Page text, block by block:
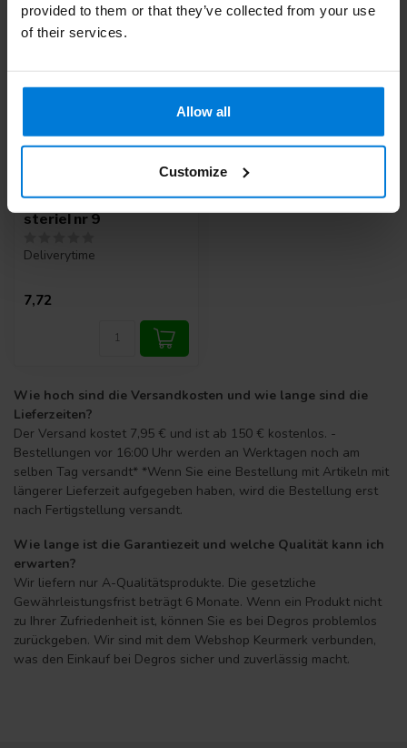
provided to them or that they’ve collected from your use
of their services.
Allow all
Customize
met handle wegwerp
steriel nr 9
Deliverytime
7,72
Wie hoch sind die Versandkosten und wie lange sind die
Lieferzeiten?
Der Versand kostet 7,95 € und ist ab 150 € kostenlos. -
Bestellungen vor 16:00 Uhr werden an Werktagen noch am
selben Tag versandt* *Wenn Sie eine Bestellung mit Artikeln mit
längerer Lieferzeit aufgegeben haben, wird die Bestellung erst
nach Fertigstellung versandt.
Wie lange ist die Garantiezeit und welche Qualität kann ich
erwarten?
Wir liefern nur A-Qualitätsprodukte. Die gesetzliche
Gewährleistungsfrist beträgt 6 Monate. Wenn ein Produkt nicht
zu Ihrer Zufriedenheit ist, können Sie es bei Degros problemlos
zurückgeben. Wir sind mit dem Webshop Keurmerk verbunden,
was den Einkauf bei Degros sicher und zuverlässig macht.